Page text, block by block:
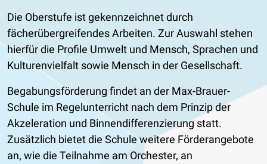
Die Oberstufe ist gekennzeichnet durch
fächerübergreifendes Arbeiten. Zur Auswahl stehen
hierfür die Profile Umwelt und Mensch, Sprachen und
Kulturenvielfalt sowie Mensch in der Gesellschaft.
Begabungsförderung findet an der Max-Brauer-
Schule im Regelunterricht nach dem Prinzip der
Akzeleration und Binnendifferenzierung statt.
Zusätzlich bietet die Schule weitere Förderangebote
an, wie die Teilnahme am Orchester, an